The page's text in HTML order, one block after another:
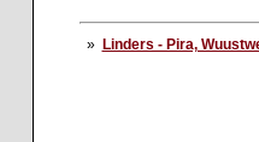
» Linders - Pira,